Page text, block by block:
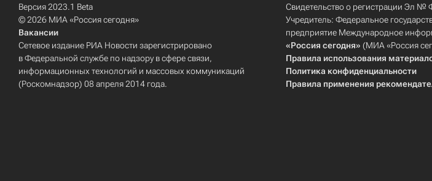
Версия 2023.1 Beta
© 2026 МИА «Россия сегодня»
Вакансии
Сетевое издание РИА Новости зарегистрировано
в Федеральной службе по надзору в сфере связи,
информационных технологий и массовых коммуникаций
(Роскомнадзор) 08 апреля 2014 года.
Свидетельство о регистрации Эл №
Учредитель: Федеральное
предприятие Международное
«Россия сегодня» (МИА «Россия
Правила использования
Политика конфиденциальности
Правила применения